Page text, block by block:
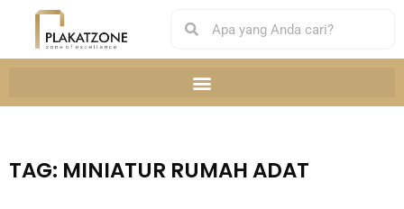
TAG: MINIATUR RUMAH ADAT